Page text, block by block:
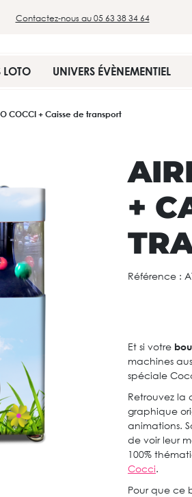
Contactez-nous au 05 63 38 34 64
LOTO UNIVERS ÉVÈNEMENTIEL
COCCI + Caisse de transport
+
Référence :
Et si votre
machines
spéciale
Retrouvez
graphique
animations.
de voir leur
100%
Cocci.
Pour que ce